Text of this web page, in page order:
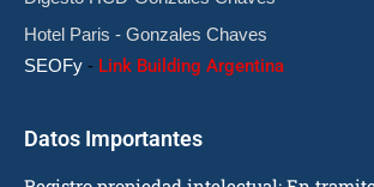
Hotel Paris - Gonzales Chaves
SEOFy - Link Building Argentina
Datos Importantes